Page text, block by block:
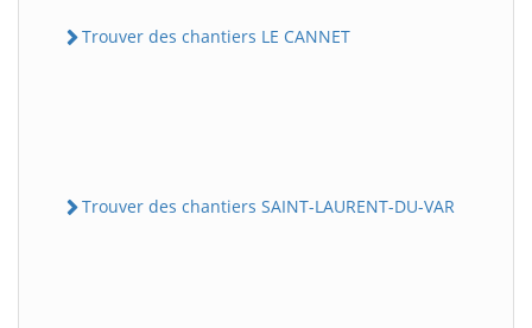
Trouver des chantiers LE CANNET
Trouver des chantiers SAINT-LAURENT-DU-VAR